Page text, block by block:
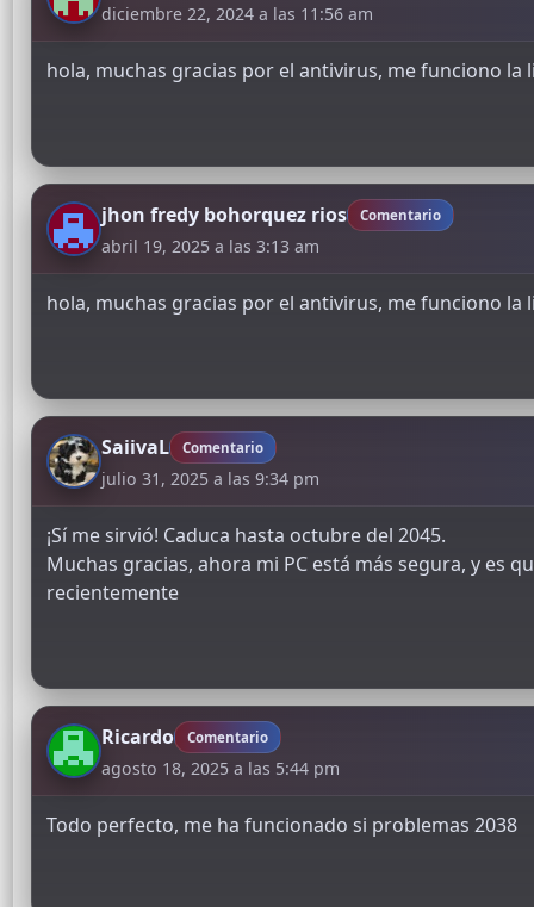
diciembre 22, 2024 a las 11:56 am
hola, muchas gracias por el antivirus, me funciono la
jhon fredy bohorquez rios Comentario
abril 19, 2025 a las 3:13 am
hola, muchas gracias por el antivirus, me funciono la
SaiivaL Comentario
julio 31, 2025 a las 9:34 pm
¡Sí me sirvió! Caduca hasta octubre del 2045.
Muchas gracias, ahora mi PC está más segura, y es
recientemente
Ricardo Comentario
agosto 18, 2025 a las 5:44 pm
Todo perfecto, me ha funcionado si problemas 2038